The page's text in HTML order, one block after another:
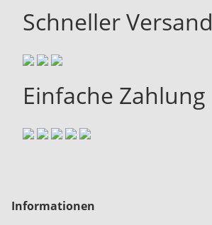
Schneller Versand
Einfache Zahlung
Informationen